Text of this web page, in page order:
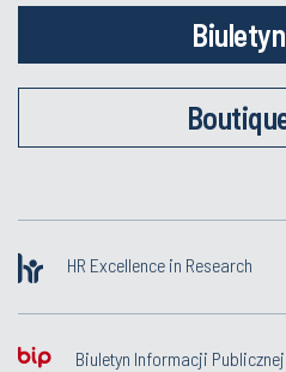
Biuletyn
HR Excellence in Research
Biuletyn Informacji Publicznej